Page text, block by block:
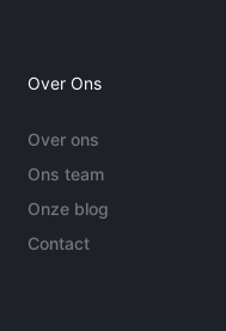
Over Ons
Over ons
Ons team
Onze blog
Contact